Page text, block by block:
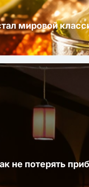
мировой
не потерять